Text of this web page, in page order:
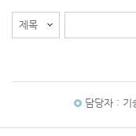
담당자 : 기